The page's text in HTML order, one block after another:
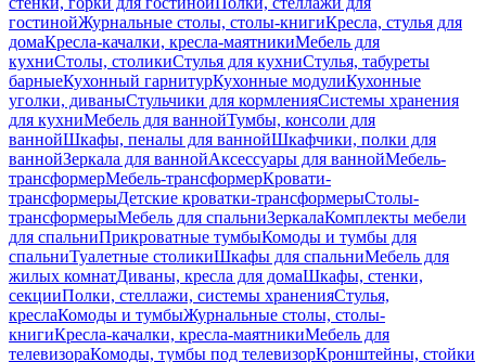
гостинойЖурнальные столы, столы-книгиКресла, стулья для
домаКресла-качалки, кресла-маятникиМебель для
кухниСтолы, столикиСтулья для кухниСтулья, табуреты
барныеКухонный гарнитурКухонные модулиКухонные
уголки, диваныСтульчики для кормленияСистемы хранения
для кухниМебель для ваннойТумбы, консоли для
ваннойШкафы, пеналы для ваннойШкафчики, полки для
ваннойЗеркала для ваннойАксессуары для ваннойМебель-
трансформерМебель-трансформерКровати-
трансформерыДетские кроватки-трансформерыСтолы-
трансформерыМебель для спальниЗеркалаКомплекты мебели
для спальниПрикроватные тумбыКомоды и тумбы для
спальниТуалетные столикиШкафы для спальниМебель для
жилых комнатДиваны, кресла для домаШкафы, стенки,
секцииПолки, стеллажи, системы храненияСтулья,
креслаКомоды и тумбыЖурнальные столы, столы-
книгиКресла-качалки, кресла-маятникиМебель для
телевизораКомоды, тумбы под телевизорКронштейны, стойки